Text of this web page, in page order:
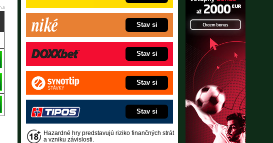
Stav si
Stav si
Stav si
Stav si
Hazardné hry predstavujú riziko finančných strát
a vzniku závislosti.